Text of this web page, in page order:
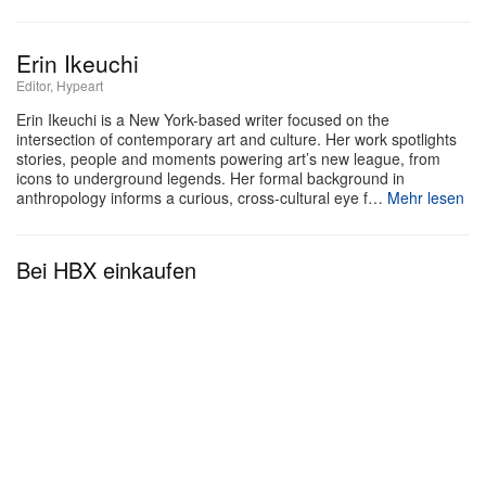
bestehenden Sammlungen. Das Nasher Sculpture
Center fokussiert folgerichtig Lichtensteins
skulpturale Praxis und kombiniert Werke aus der
Raymond and Patsy Nasher Collection mit über
zwei Dutzend vorbereitenden Zeichnungen und
Maquettes zu seinen ikonischenBrushstroke
geschnitzter hölzerner
Erin Ikeuchi
Editor, Hypeart
Erin Ikeuchi is a New York-based writer focused on the
intersection of contemporary art and culture. Her work spotlights
stories, people and moments powering art’s new league, from
icons to underground legends. Her formal background in
anthropology informs a curious, cross-cultural eye f… Mehr lesen
Bei HBX einkaufen